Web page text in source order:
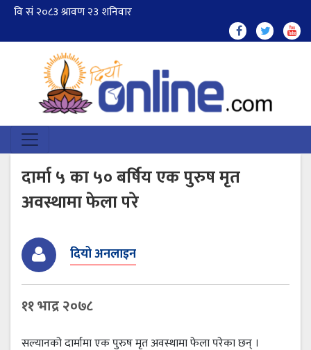
दार्मा ५ का ५० बर्षिय एक पुरुष मृत
अवस्थामा फेला परे
दियो अनलाइन
११ भाद्र २०७८
सल्यानको दार्मामा एक पुरुष मृत अवस्थामा फेला परेका छन् ।